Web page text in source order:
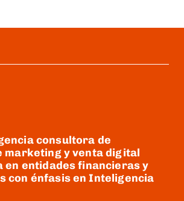
consultora de
marketing y venta digital
en entidades financieras y
con énfasis en Inteligencia